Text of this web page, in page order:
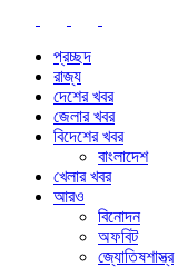
প্রচ্ছদ
রাজ্য
দেশের খবর
জেলার খবর
বিদেশের খবর
বাংলাদেশ
খেলার খবর
আরও
বিনোদন
অফবিট
জ্যোতিষশাস্ত্র